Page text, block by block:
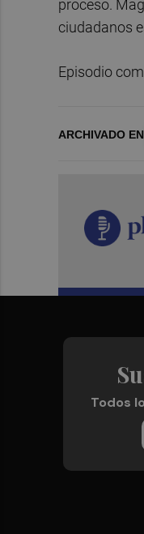
proceso.
ciudadanos
Episodio
ARCHIVADO EN
Todos